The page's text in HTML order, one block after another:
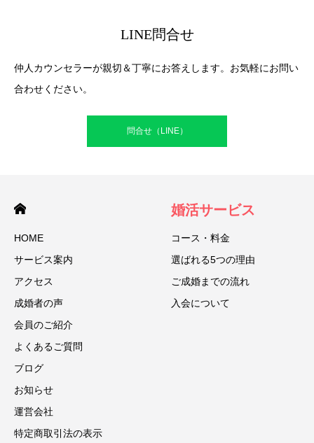
LINE問合せ
仲人カウンセラーが親切＆丁寧にお答えします。お気軽にお問い
合わせください。
問合せ（LINE）
HOME
サービス案内
アクセス
成婚者の声
会員のご紹介
よくあるご質問
ブログ
お知らせ
運営会社
特定商取引法の表示
婚活サービス
コース・料金
選ばれる5つの理由
ご成婚までの流れ
入会について